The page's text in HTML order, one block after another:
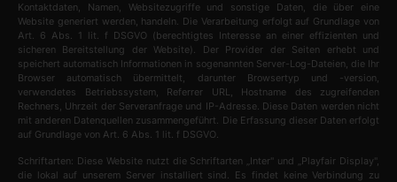
Kontaktdaten, Namen, Websitezugriffe und sonstige Daten, die über eine
Website generiert werden, handeln. Die Verarbeitung erfolgt auf Grundlage von
Art. 6 Abs. 1 lit. f DSGVO (berechtigtes Interesse an einer effizienten und
sicheren Bereitstellung der Website). Der Provider der Seiten erhebt und
speichert automatisch Informationen in sogenannten Server-Log-Dateien, die Ihr
Browser automatisch übermittelt, darunter Browsertyp und -version,
verwendetes Betriebssystem, Referrer URL, Hostname des zugreifenden
Rechners, Uhrzeit der Serveranfrage und IP-Adresse. Diese Daten werden nicht
mit anderen Datenquellen zusammengeführt. Die Erfassung dieser Daten erfolgt
auf Grundlage von Art. 6 Abs. 1 lit. f DSGVO.
Schriftarten: Diese Website nutzt die Schriftarten „Inter" und „Playfair Display",
die lokal auf unserem Server installiert sind. Es findet keine Verbindung zu